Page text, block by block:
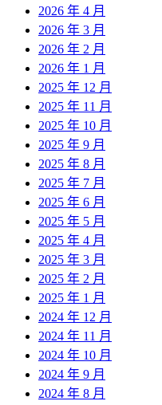
2026 年 4 月
2026 年 3 月
2026 年 2 月
2026 年 1 月
2025 年 12 月
2025 年 11 月
2025 年 10 月
2025 年 9 月
2025 年 8 月
2025 年 7 月
2025 年 6 月
2025 年 5 月
2025 年 4 月
2025 年 3 月
2025 年 2 月
2025 年 1 月
2024 年 12 月
2024 年 11 月
2024 年 10 月
2024 年 9 月
2024 年 8 月